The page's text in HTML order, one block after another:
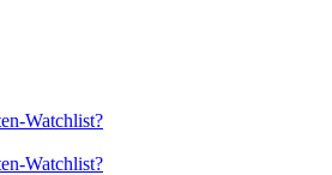
Watchlist?
Watchlist?